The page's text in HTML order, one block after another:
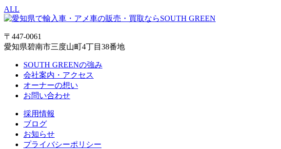
ALL
〒447-0061
愛知県碧南市三度山町4丁目38番地
SOUTH GREENの強み
会社案内・アクセス
オーナーの想い
お問い合わせ
採用情報
ブログ
お知らせ
プライバシーポリシー